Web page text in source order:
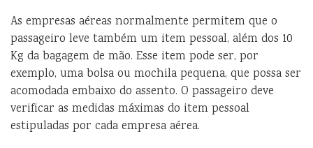
As empresas aéreas normalmente permitem que o
passageiro leve também um item pessoal, além dos 10
Kg da bagagem de mão. Esse item pode ser, por
exemplo, uma bolsa ou mochila pequena, que possa ser
acomodada embaixo do assento. O passageiro deve
verificar as medidas máximas do item pessoal
estipuladas por cada empresa aérea.